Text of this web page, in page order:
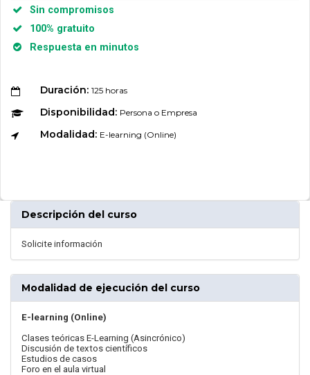
Sin compromisos
100% gratuito
Respuesta en minutos
Duración: 125 horas
Disponibilidad: Persona o Empresa
Modalidad: E-learning (Online)
Descripción del curso
Solicite información
Modalidad de ejecución del curso
E-learning (Online)
Clases teóricas E-Learning (Asincrónico)
Discusión de textos científicos
Estudios de casos
Foro en el aula virtual